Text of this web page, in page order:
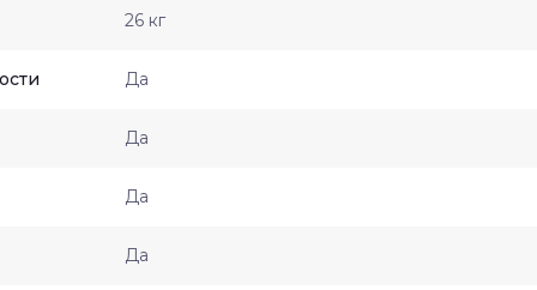
26 кг
Да
Да
Да
Да